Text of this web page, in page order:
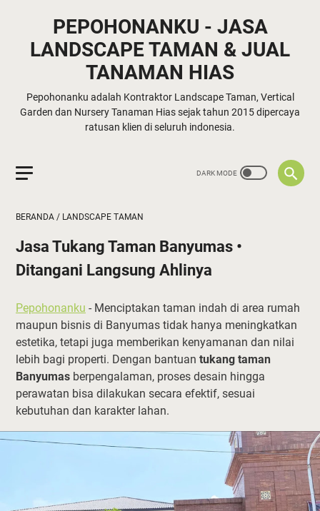
PEPOHONANKU - JASA
LANDSCAPE TAMAN & JUAL
TANAMAN HIAS
Pepohonanku adalah Kontraktor Landscape Taman, Vertical
Garden dan Nursery Tanaman Hias sejak tahun 2015 dipercaya
ratusan klien di seluruh indonesia.
BERANDA / LANDSCAPE TAMAN
Jasa Tukang Taman Banyumas •
Ditangani Langsung Ahlinya
Pepohonanku - Menciptakan taman indah di area rumah
maupun bisnis di Banyumas tidak hanya meningkatkan
estetika, tetapi juga memberikan kenyamanan dan nilai
lebih bagi properti. Dengan bantuan tukang taman
Banyumas berpengalaman, proses desain hingga
perawatan bisa dilakukan secara efektif, sesuai
kebutuhan dan karakter lahan.